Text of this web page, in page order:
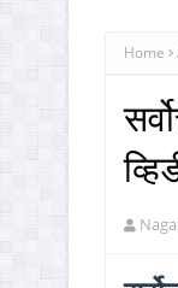
Home